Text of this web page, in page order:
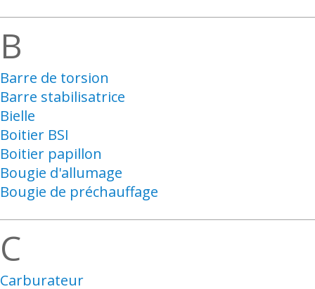
B
Barre de torsion
Barre stabilisatrice
Bielle
Boitier BSI
Boitier papillon
Bougie d'allumage
Bougie de préchauffage
C
Carburateur